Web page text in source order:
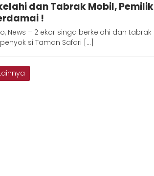
dan Tabrak Mobil, Pemilik
!
News – 2 ekor singa berkelahi dan tabrak
si Taman Safari […]